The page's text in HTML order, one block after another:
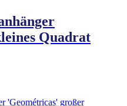
Quadrat